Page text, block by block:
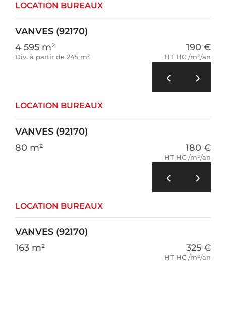
LOCATION BUREAUX
VANVES (92170)
4 595 m²
Div. à partir de 245 m²
190 €
HT HC /m²/an
LOCATION BUREAUX
VANVES (92170)
80 m²
180 €
HT HC /m²/an
LOCATION BUREAUX
VANVES (92170)
163 m²
325 €
HT HC /m²/an